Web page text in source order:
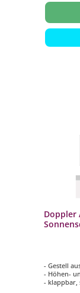
Doppler
- Gestell
- Höhen-
- klappbar,